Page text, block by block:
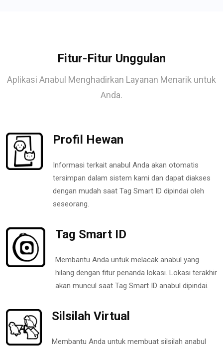
Fitur-Fitur Unggulan
Aplikasi Anabul Menghadirkan Layanan Menarik untuk
Anda.
Profil Hewan
Informasi terkait anabul Anda akan otomatis
tersimpan dalam sistem kami dan dapat diakses
dengan mudah saat Tag Smart ID dipindai oleh
seseorang.
Tag Smart ID
Membantu Anda untuk melacak anabul yang
hilang dengan fitur penanda lokasi. Lokasi terakhir
akan muncul saat Tag Smart ID anabul dipindai.
Silsilah Virtual
Membantu Anda untuk membuat silsilah anabul